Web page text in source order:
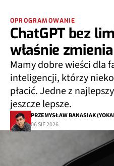
OPROGRAMOWANIE
ChatGPT bez
właśnie
Mamy dobre wieści dla
inteligencji, którzy
płacić. Jedne z
jeszcze lepsze.
PRZEMYSŁAW BANASIAK
06 SIE 2026